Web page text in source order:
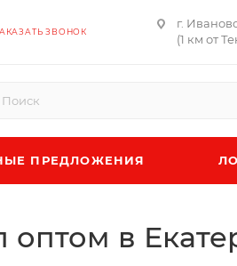
ЗВОНОК
г.
(1 км от
ПРЕДЛОЖЕНИЯ
в